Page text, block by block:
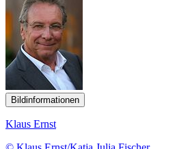
Bildinformationen
Klaus Ernst